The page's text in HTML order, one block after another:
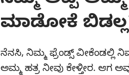
ಮಾಡೋಕೆ
ನೆನಸಿ, ನಿಮ್ಮ ಫ್ರೆಂಡ್ಸ್‌ ವೀಕೆಂಡಲ್ಲಿ
ಅಮ್ಮ ಹತ್ರ ನೀವು ಕೇಳ್ತೀರ. ಆಗ